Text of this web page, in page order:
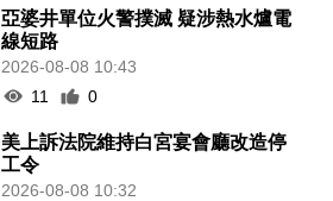
亞婆井單位火警撲滅 疑涉熱水爐電
線短路
2026-08-08 10:43
11
0
美上訴法院維持白宮宴會廳改造停
工令
2026-08-08 10:32